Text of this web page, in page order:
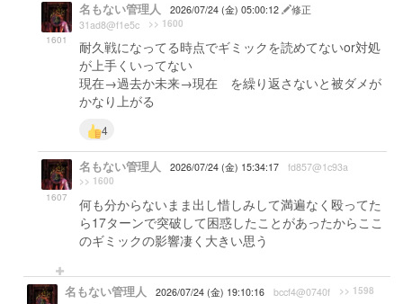
1601
名もない管理人 2026/07/24 (金) 05:00:12
修正
31ad8@f1e5c
>> 1600
耐久戦になってる時点でギミックを読めてないor対処
が上手くいってない
現在→過去か未来→現在 を繰り返さないと被ダメが
かなり上がる
4
1607
名もない管理人 2026/07/24 (金) 15:34:17 fd857@1c93a
>> 1600
何も分からないまま出し惜しみして満遍なく殴ってた
ら17ターンで突破して困惑したことがあったからここ
のギミックの影響凄く大きい思う
名もない管理人 2026/07/24 (金) 19:10:16 bccf4@0740f >> 1598